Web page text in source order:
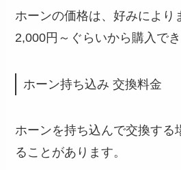
ホーンの価格は、好みにより
2,000円～ぐらいから購入でき
ホーン持ち込み 交換料金
ホーンを持ち込んで交換する
ることがあります。